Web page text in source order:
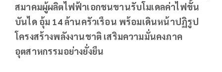
สมาคมผู้ผลิตไฟฟ้าเอกชนขานรับโมเดลค่าไฟขั้น
บันได อุ้ม 14 ล้านครัวเรือน พร้อมเดินหน้าปฏิรูป
โครงสร้างพลังงานชาติ เสริมความมั่นคงภาค
อุตสาหกรรมอย่างยั่งยืน